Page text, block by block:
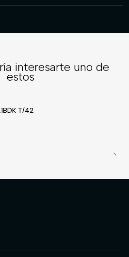
interesarte uno de
estos
T/42